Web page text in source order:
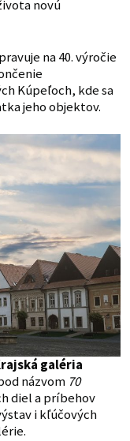
novú
na 40. výročie
Kúpeľoch, kde sa
jeho objektov.
galéria
názvom 70
diel a príbehov
i kľúčových